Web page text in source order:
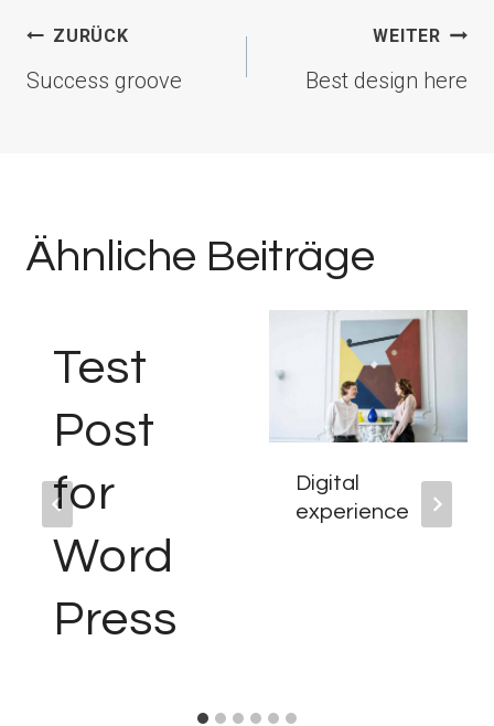
Beitragsnavigation
ZURÜCK
Success groove
WEITER
Best design here
Ähnliche Beiträge
Test
Post
for
Word
Press
Digital
experience